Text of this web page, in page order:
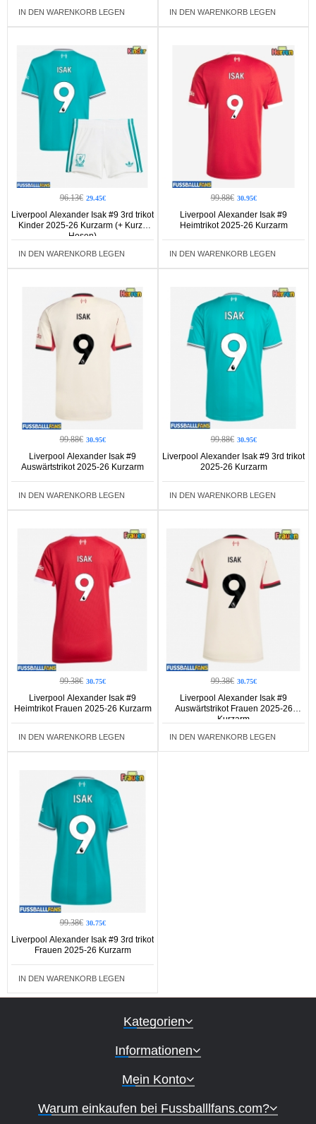
IN DEN WARENKORB LEGEN IN DEN WARENKORB LEGEN
96.13€ 29.45€
Liverpool Alexander Isak #9 3rd trikot
Kinder 2025-26 Kurzarm (+ Kurze
Hosen)
IN DEN WARENKORB LEGEN
99.88€ 30.95€
Liverpool Alexander Isak #9
Heimtrikot 2025-26 Kurzarm
IN DEN WARENKORB LEGEN
99.88€ 30.95€
Liverpool Alexander Isak #9
Auswärtstrikot 2025-26 Kurzarm
IN DEN WARENKORB LEGEN
99.88€ 30.95€
Liverpool Alexander Isak #9 3rd trikot
2025-26 Kurzarm
IN DEN WARENKORB LEGEN
99.38€ 30.75€
Liverpool Alexander Isak #9
Heimtrikot Frauen 2025-26 Kurzarm
IN DEN WARENKORB LEGEN
99.38€ 30.75€
Liverpool Alexander Isak #9
Auswärtstrikot Frauen 2025-26
Kurzarm
IN DEN WARENKORB LEGEN
99.38€ 30.75€
Liverpool Alexander Isak #9 3rd trikot
Frauen 2025-26 Kurzarm
IN DEN WARENKORB LEGEN
Kategorien
Informationen
Mein Konto
Warum einkaufen bei Fussballlfans.com?